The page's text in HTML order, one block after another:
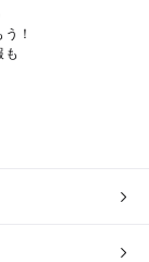
！
も